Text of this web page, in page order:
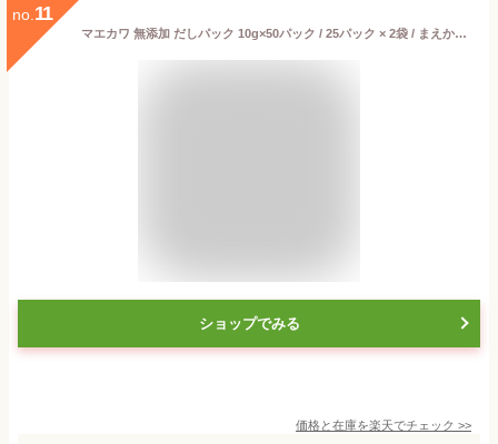
no. 11
マエカワ 無添加 だしパック 10g×50パック / 25パック × 2袋 / まえか和 マエカワテイスト 天然だしパック 特撰 赤ちゃん ベビーフード 離乳食 無塩 だし 和風だし 万能調味料 天然だし かつお 昆布 シイタケ いわし 和風料理 完全無添加 国産 天然 ポイント消化 送料無料
ショップでみる
価格と在庫を楽天でチェック >>